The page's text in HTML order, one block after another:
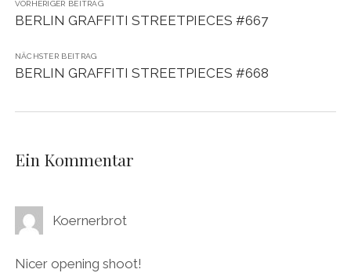
VORHERIGER BEITRAG
BERLIN GRAFFITI STREETPIECES #667
NÄCHSTER BEITRAG
BERLIN GRAFFITI STREETPIECES #668
Ein Kommentar
Koernerbrot
Nicer opening shoot!